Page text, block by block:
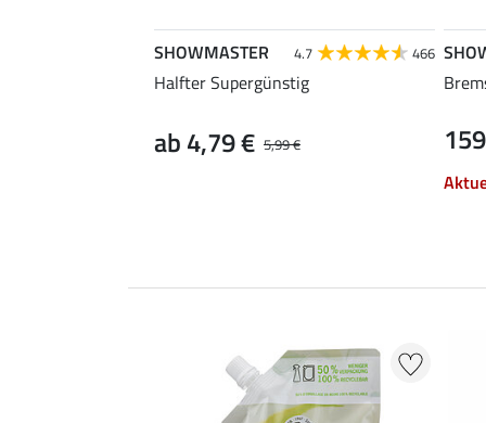
SHOWMASTER 4.7 466
Halfter Supergünstig
5,99 €
ab 4,79 €